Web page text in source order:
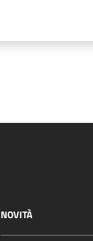
NOVITÀ